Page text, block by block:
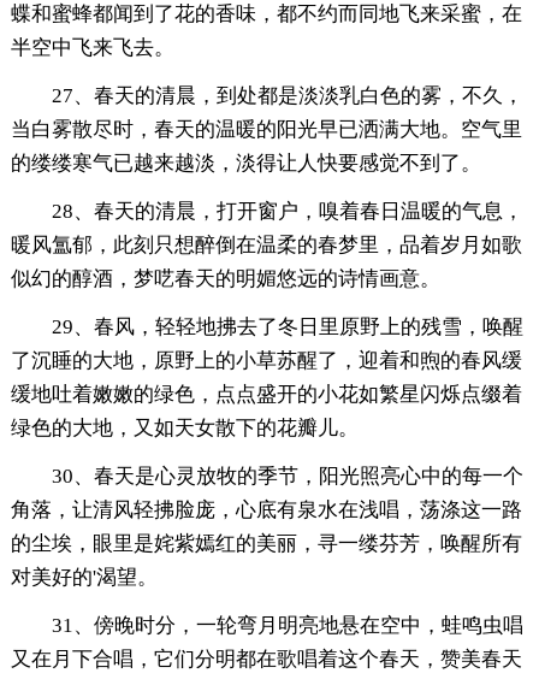
蝶和蜜蜂都闻到了花的香味，都不约而同地飞来采蜜，在
半空中飞来飞去。
27、春天的清晨，到处都是淡淡乳白色的雾，不久，
当白雾散尽时，春天的温暖的阳光早已洒满大地。空气里
的缕缕寒气已越来越淡，淡得让人快要感觉不到了。
28、春天的清晨，打开窗户，嗅着春日温暖的气息，
暖风氲郁，此刻只想醉倒在温柔的春梦里，品着岁月如歌
似幻的醇酒，梦呓春天的明媚悠远的诗情画意。
29、春风，轻轻地拂去了冬日里原野上的残雪，唤醒
了沉睡的大地，原野上的小草苏醒了，迎着和煦的春风缓
缓地吐着嫩嫩的绿色，点点盛开的小花如繁星闪烁点缀着
绿色的大地，又如天女散下的花瓣儿。
30、春天是心灵放牧的季节，阳光照亮心中的每一个
角落，让清风轻拂脸庞，心底有泉水在浅唱，荡涤这一路
的尘埃，眼里是姹紫嫣红的美丽，寻一缕芬芳，唤醒所有
对美好的'渴望。
31、傍晚时分，一轮弯月明亮地悬在空中，蛙鸣虫唱
又在月下合唱，它们分明都在歌唱着这个春天，赞美春天